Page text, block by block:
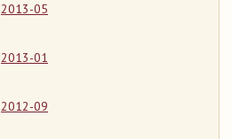
2013-05
2013-01
2012-09